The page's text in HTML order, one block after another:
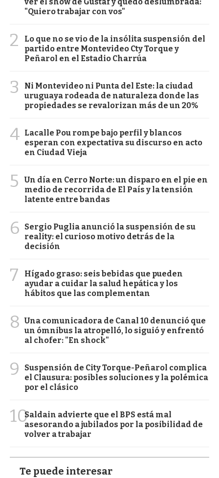
ver el show de Gustaf y quedó deslumbrada:
"Quiero trabajar con vos"
2
Lo que no se vio de la insólita suspensión del
partido entre Montevideo Cty Torque y
Peñarol en el Estadio Charrúa
3
Ni Montevideo ni Punta del Este: la ciudad
uruguaya rodeada de naturaleza donde las
propiedades se revalorizan más de un 20%
4 Lacalle Pou rompe bajo perfil y blancos
esperan con expectativa su discurso en acto
en Ciudad Vieja
5
Un día en Cerro Norte: un disparo en el pie en
medio de recorrida de El País y la tensión
latente entre bandas
6
Sergio Puglia anunció la suspensión de su
reality: el curioso motivo detrás de la
decisión
7
Hígado graso: seis bebidas que pueden
ayudar a cuidar la salud hepática y los
hábitos que las complementan
8 Una comunicadora de Canal 10 denunció que
un ómnibus la atropelló, lo siguió y enfrentó
al chofer: "En shock"
9
Suspensión de City Torque-Peñarol complica
el Clausura: posibles soluciones y la polémica
por el clásico
10Saldain advierte que el BPS está mal
asesorando a jubilados por la posibilidad de
volver a trabajar
Te puede interesar